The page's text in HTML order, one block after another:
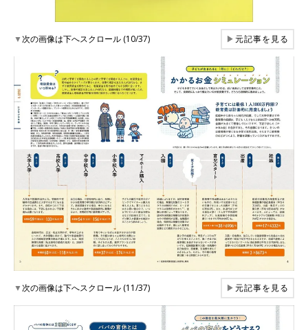
▼次の画像は下へスクロール (10/37) ▶元記事を見る
▼次の画像は下へスクロール (11/37) ▶元記事を見る